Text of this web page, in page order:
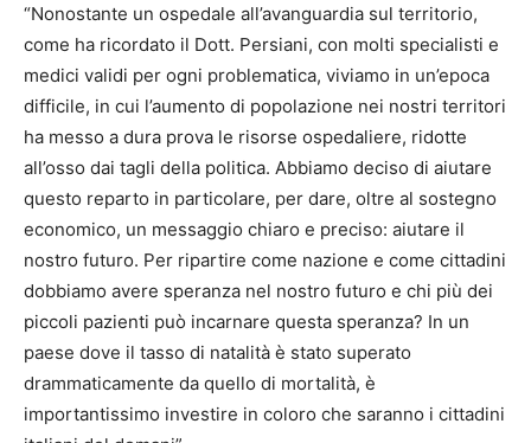
“Nonostante un ospedale all’avanguardia sul territorio,
come ha ricordato il Dott. Persiani, con molti specialisti e
medici validi per ogni problematica, viviamo in un’epoca
difficile, in cui l’aumento di popolazione nei nostri territori
ha messo a dura prova le risorse ospedaliere, ridotte
all’osso dai tagli della politica. Abbiamo deciso di aiutare
questo reparto in particolare, per dare, oltre al sostegno
economico, un messaggio chiaro e preciso: aiutare il
nostro futuro. Per ripartire come nazione e come cittadini
dobbiamo avere speranza nel nostro futuro e chi più dei
piccoli pazienti può incarnare questa speranza? In un
paese dove il tasso di natalità è stato superato
drammaticamente da quello di mortalità, è
importantissimo investire in coloro che saranno i cittadini